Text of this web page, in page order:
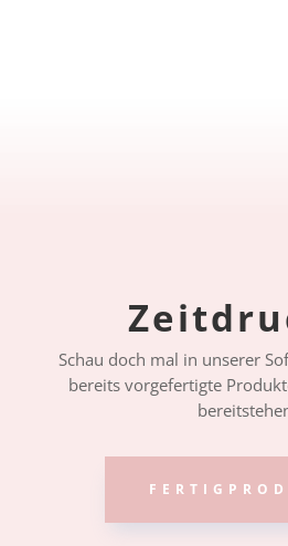
Schau doch mal in unserer
bereits vorgefertigte